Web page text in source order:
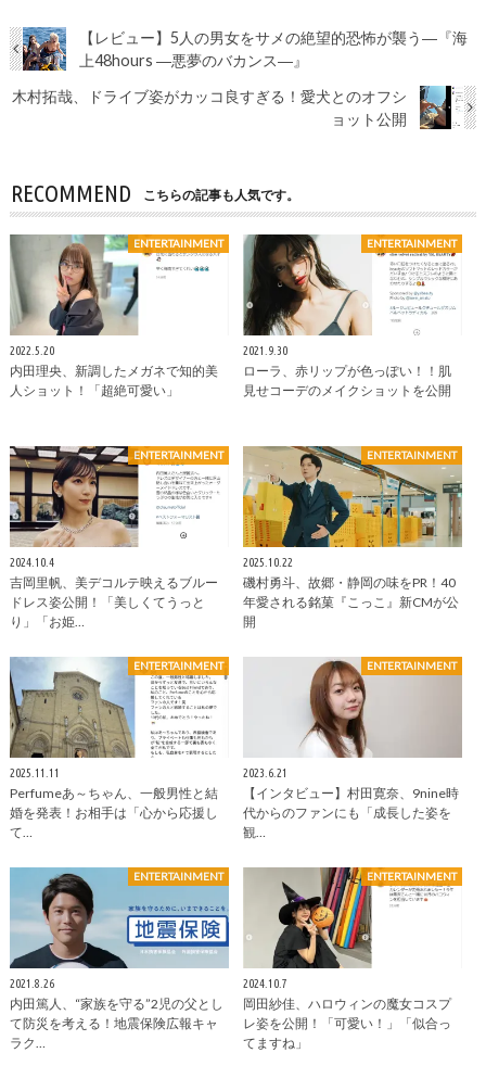
【レビュー】5人の男女をサメの絶望的恐怖が襲う―『海
上48hours ―悪夢のバカンス―』
木村拓哉、ドライブ姿がカッコ良すぎる！愛犬とのオフシ
ョット公開
RECOMMEND こちらの記事も人気です。
ENTERTAINMENT
2022.5.20
内田理央、新調したメガネで知的美
人ショット！「超絶可愛い」
ENTERTAINMENT
2021.9.30
ローラ、赤リップが色っぽい！！肌
見せコーデのメイクショットを公開
ENTERTAINMENT
2024.10.4
吉岡里帆、美デコルテ映えるブルー
ドレス姿公開！「美しくてうっと
り」「お姫…
ENTERTAINMENT
2025.10.22
磯村勇斗、故郷・静岡の味をPR！40
年愛される銘菓『こっこ』新CMが公
開
ENTERTAINMENT
2025.11.11
Perfumeあ～ちゃん、一般男性と結
婚を発表！お相手は「心から応援し
て…
ENTERTAINMENT
2023.6.21
【インタビュー】村田寛奈、9nine時
代からのファンにも「成長した姿を
観…
ENTERTAINMENT
2021.8.26
内田篤人、“家族を守る”2児の父とし
て防災を考える！地震保険広報キャ
ラク…
ENTERTAINMENT
2024.10.7
岡田紗佳、ハロウィンの魔女コスプ
レ姿を公開！「可愛い！」「似合っ
てますね」